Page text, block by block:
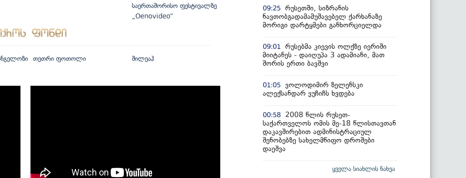
საერთაშორისო ფესტივალზე
„Oenovideo“
თეთრი ფოთოლი შილეაჰ
09:25 რუსეთში, სიზრანის
ნავთობგადამამუშავებელ ქარხანაზე
მორიგი დარტყმები განხორციელდა
09:01
რუსებმა კიევის ოლქზე იერიში
მიიტანეს - დაიღუპა 3 ადამიანი, მათ
შორის ერთი ბავშვი
01:05 ვოლოდიმირ ზელენსკი
ალექსანდარ ვუჩიჩს ხვდება
00:58
2008 წლის რუსეთ-
საქართველოს ომის მე-18 წლისთავთან
დაკავშირებით ადმინისტრაციულ
შენობებზე სახელმწიფო დროშები
დაეშვა
ყველა სიახლის ნახვა